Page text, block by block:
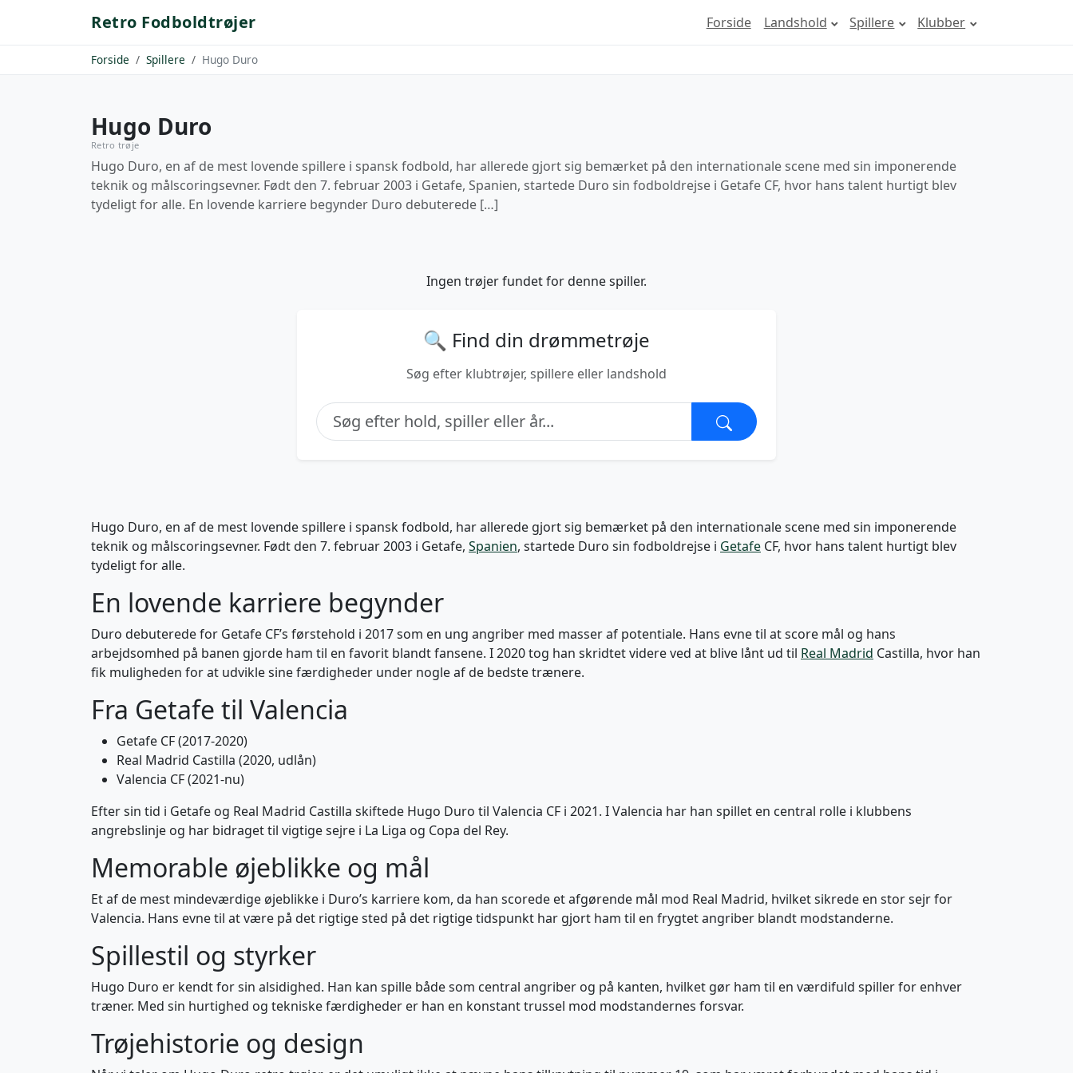
Retro Fodboldtrøjer Forside Landshold Spillere Klubber
Forside Spillere Hugo Duro
Hugo Duro
Retro trøje
Hugo Duro, en af de mest lovende spillere i spansk fodbold, har allerede gjort sig bemærket på den internationale scene med sin imponerende
teknik og målscoringsevner. Født den 7. februar 2003 i Getafe, Spanien, startede Duro sin fodboldrejse i Getafe CF, hvor hans talent hurtigt blev
tydeligt for alle. En lovende karriere begynder Duro debuterede […]
Ingen trøjer fundet for denne spiller.
🔍 Find din drømmetrøje
Søg efter klubtrøjer, spillere eller landshold
Hugo Duro, en af de mest lovende spillere i spansk fodbold, har allerede gjort sig bemærket på den internationale scene med sin imponerende
teknik og målscoringsevner. Født den 7. februar 2003 i Getafe, Spanien, startede Duro sin fodboldrejse i Getafe CF, hvor hans talent hurtigt blev
tydeligt for alle.
En lovende karriere begynder
Duro debuterede for Getafe CF’s førstehold i 2017 som en ung angriber med masser af potentiale. Hans evne til at score mål og hans
arbejdsomhed på banen gjorde ham til en favorit blandt fansene. I 2020 tog han skridtet videre ved at blive lånt ud til Real Madrid Castilla, hvor han
fik muligheden for at udvikle sine færdigheder under nogle af de bedste trænere.
Fra Getafe til Valencia
Getafe CF (2017-2020)
Real Madrid Castilla (2020, udlån)
Valencia CF (2021-nu)
Efter sin tid i Getafe og Real Madrid Castilla skiftede Hugo Duro til Valencia CF i 2021. I Valencia har han spillet en central rolle i klubbens
angrebslinje og har bidraget til vigtige sejre i La Liga og Copa del Rey.
Memorable øjeblikke og mål
Et af de mest mindeværdige øjeblikke i Duro’s karriere kom, da han scorede et afgørende mål mod Real Madrid, hvilket sikrede en stor sejr for
Valencia. Hans evne til at være på det rigtige sted på det rigtige tidspunkt har gjort ham til en frygtet angriber blandt modstanderne.
Spillestil og styrker
Hugo Duro er kendt for sin alsidighed. Han kan spille både som central angriber og på kanten, hvilket gør ham til en værdifuld spiller for enhver
træner. Med sin hurtighed og tekniske færdigheder er han en konstant trussel mod modstandernes forsvar.
Trøjehistorie og design